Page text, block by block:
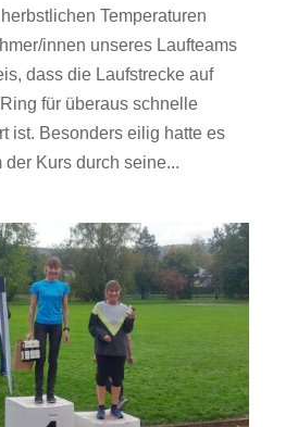
Temperaturen
innen unseres Laufteams
dass die Laufstrecke auf
für überaus schnelle
ist. Besonders eilig hatte es
der Kurs durch seine...